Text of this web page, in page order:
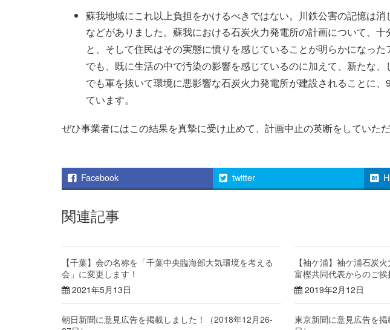
蘇我地域にこれ以上負担をかけるべきではない。川鉄公害の記憶は消
などがありました。蘇我における石炭火力発電所の計画について、十
と、そして住民はその実態に憤りを感じていることが明らかになっ
でも、既に生活の中で汚染の影響を感じているのに加えて、新たな
でも軍を抜いて環境に悪影響な石炭火力発電所が建設されることに
ています。
ぜひ事業者にはこの結果を真摯に受け止めて、計画中止の英断をしていただ
Facebook twitter
関連記事
【千葉】会の名称を「千葉中央臨海部大気環境を考える
会」に変更します！
2021年5月13日
【袖ケ浦】袖ケ浦石炭
富樫共同代表からのご挨
2019年2月12日
朝日新聞に意見広告を掲載しました！（2018年12月26-
東京新聞に意見広告を